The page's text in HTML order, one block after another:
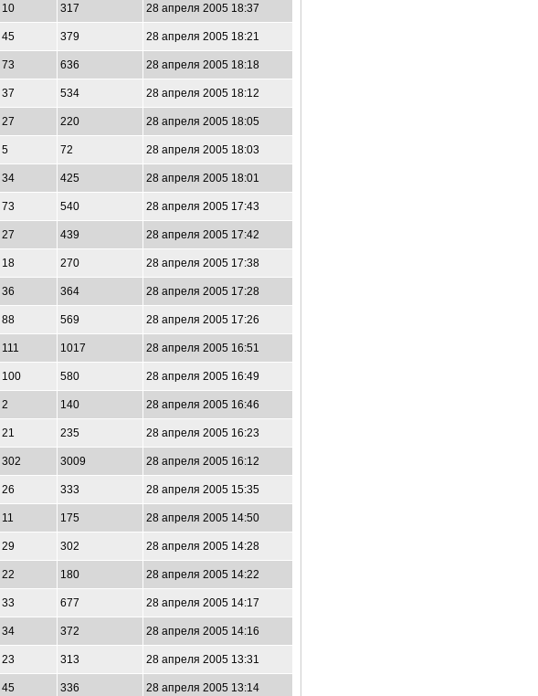
10 317 28 апреля 2005 18:37
45 379 28 апреля 2005 18:21
73 636 28 апреля 2005 18:18
37 534 28 апреля 2005 18:12
27 220 28 апреля 2005 18:05
5 72 28 апреля 2005 18:03
34 425 28 апреля 2005 18:01
73 540 28 апреля 2005 17:43
27 439 28 апреля 2005 17:42
18 270 28 апреля 2005 17:38
36 364 28 апреля 2005 17:28
88 569 28 апреля 2005 17:26
111 1017 28 апреля 2005 16:51
100 580 28 апреля 2005 16:49
2 140 28 апреля 2005 16:46
21 235 28 апреля 2005 16:23
302 3009 28 апреля 2005 16:12
26 333 28 апреля 2005 15:35
11 175 28 апреля 2005 14:50
29 302 28 апреля 2005 14:28
22 180 28 апреля 2005 14:22
33 677 28 апреля 2005 14:17
34 372 28 апреля 2005 14:16
23 313 28 апреля 2005 13:31
45 336 28 апреля 2005 13:14